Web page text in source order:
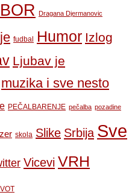
Dragana Djermanovic
fudbal Humor Izlog
Ljubav je
muzika i sve nesto
PEČALBARENJE pečalba pozadine
skola Slike Srbija Sve
Vicevi VRH